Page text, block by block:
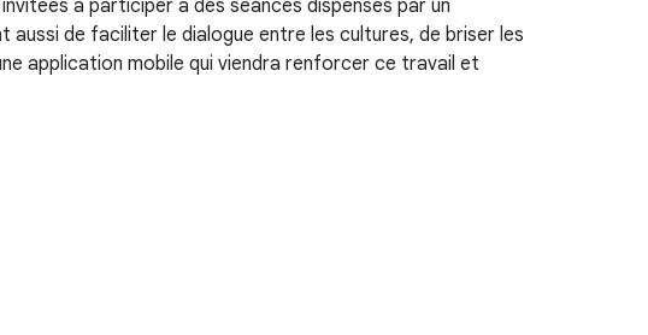
à participer à des séances dispensés par un
aussi de faciliter le dialogue entre les cultures, de briser les
application mobile qui viendra renforcer ce travail et